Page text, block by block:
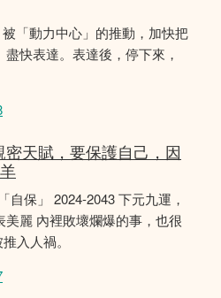
「動力中心」的推動，加快把
盡快表達。表達後，停下來，
天賦，要保護自己，因
自保」 2024-2043 下元九運，
麗 內裡敗壞爛爆的事，也很
入人禍。